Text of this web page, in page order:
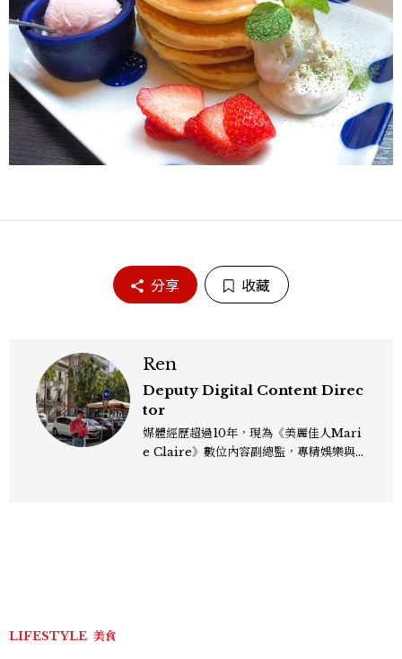
分享 收藏
Ren
Deputy Digital Content Direc
tor
媒體經歷超過10年，現為《美麗佳人Mari
e Claire》數位內容副總監，專精娛樂與
LIFESTYLE 美食